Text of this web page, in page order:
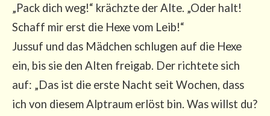
„Pack dich weg!“ krächz­te der Alte. „Oder halt!
Schaff mir erst die Hexe vom Leib!“
Jus­suf und das Mäd­chen schlu­gen auf die Hexe
ein, bis sie den Alten frei­gab. Der rich­te­te sich
auf: „Das ist die ers­te Nacht seit Wochen, dass
ich von die­sem Alp­traum erlöst bin. Was willst du?